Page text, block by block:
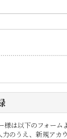
様は以下のフォーム
のうえ、新規アカ